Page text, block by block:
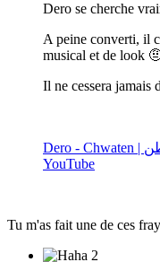
Dero se cherche
A peine converti, il
musical et de look
Il ne cessera jamais
Dero - Chwaten | شواطن ( Musique Video ) -
YouTube
Tu m'as fait une de ces
2